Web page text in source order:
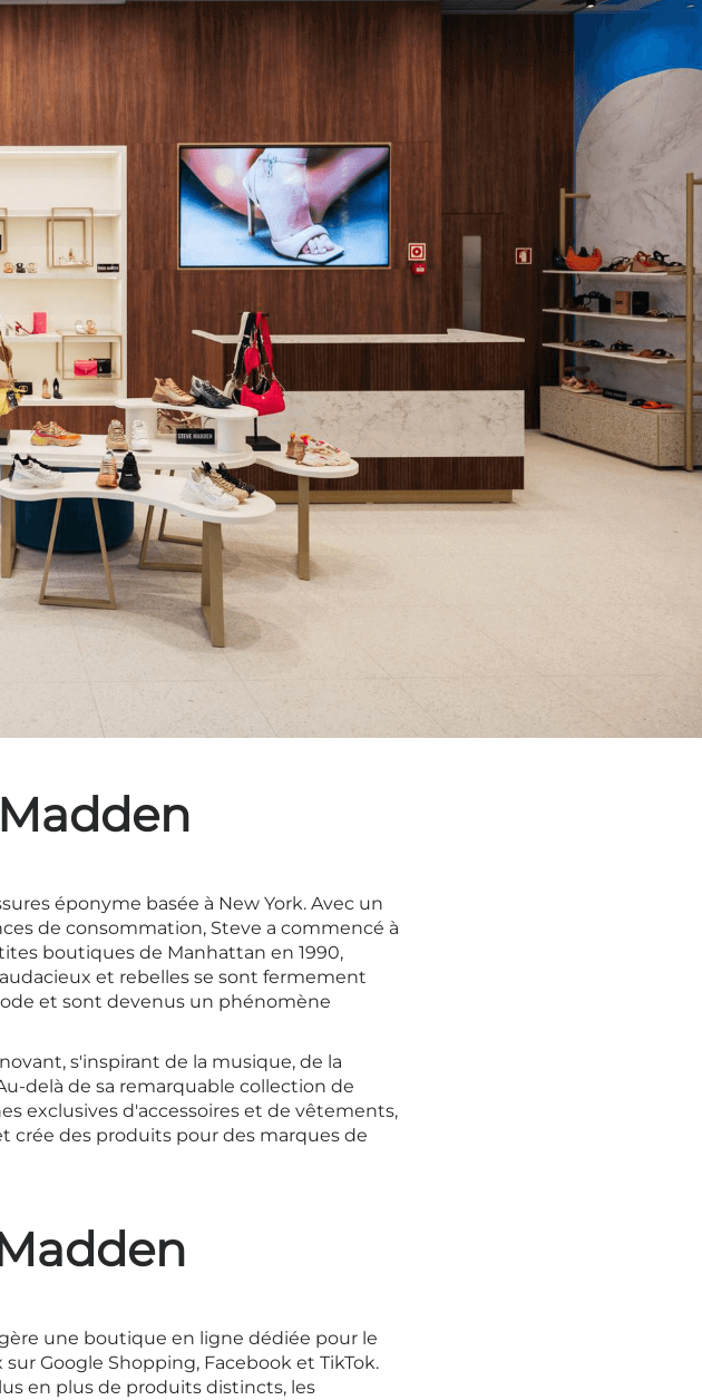
éponyme basée à New York. Avec un
de consommation, Steve a commencé à
boutiques de Manhattan en 1990,
et rebelles se sont fermement
et sont devenus un phénomène
s'inspirant de la musique, de la
delà de sa remarquable collection de
exclusives d'accessoires et de vêtements,
crée des produits pour des marques de
une boutique en ligne dédiée pour le
Google Shopping, Facebook et TikTok.
en plus de produits distincts, les